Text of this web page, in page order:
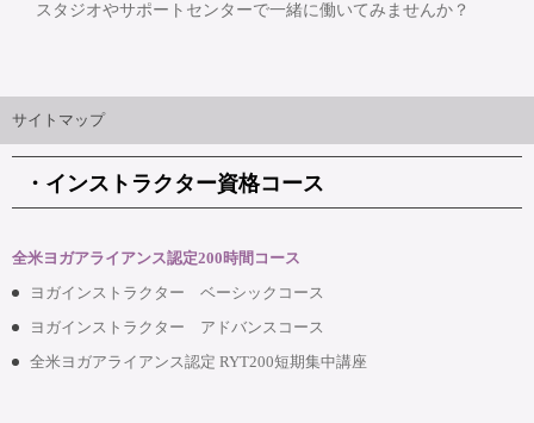
スタジオやサポートセンターで一緒に働いてみませんか？
サイトマップ
・インストラクター資格コース
全米ヨガアライアンス認定200時間コース
ヨガインストラクター ベーシックコース
ヨガインストラクター アドバンスコース
全米ヨガアライアンス認定 RYT200短期集中講座